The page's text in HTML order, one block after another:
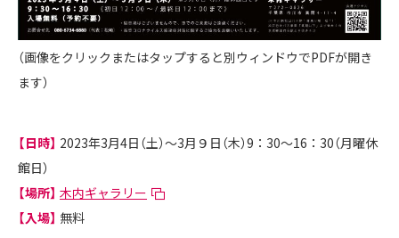
（画像をクリックまたはタップすると別ウィンドウでPDFが開き
ます）
【日時】 2023年3月4日（土）～3月９日（木）9：30～16：30（月曜休
館日）
【場所】 木内ギャラリー
【入場】 無料